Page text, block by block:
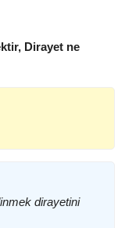
Dirayet ne
dirayetini